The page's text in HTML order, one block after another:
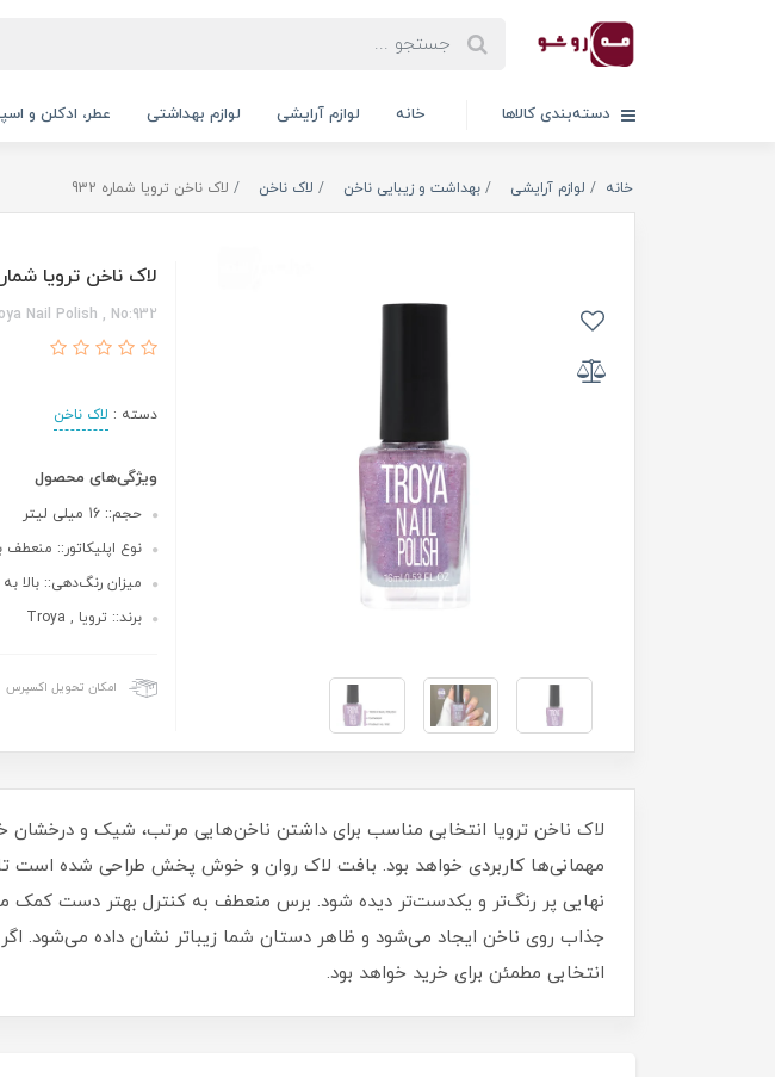
دسته‌بندی کالاها خانه لوازم آرایشی لوازم بهداشتی عطر، ادکلن و
خانه لوازم آرایشی بهداشت و زیبایی ناخن لاک ناخن لاک ناخن ترویا شماره 932
لاک ناخن ترویا شماره
Nail Polish , No:932
دسته : لاک ناخن
ویژگی‌های محصول
حجم:: 16 میلی لیتر
نوع اپلیکاتور::
میزان رنگ‌دهی:: بالا
برند:: ترویا , Troya
امکان تحویل اکسپرس
مهمانی‌ها کاربردی خواهد بود. بافت لاک روان و خوش‌ پخش طراحی شده است
نهایی پر رنگ‌تر و یکدست‌تر دیده شود. برس منعطف به کنترل بهتر دست کمک
جذاب روی ناخن ایجاد می‌شود و ظاهر دستان شما زیباتر نشان داده می‌شود. اگر
انتخابی مطمئن برای خرید خواهد بود.